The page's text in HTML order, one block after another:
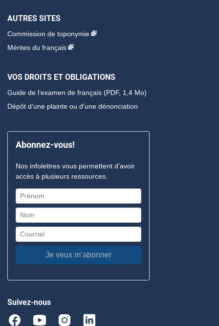
AUTRES SITES
Commission de toponymie
Mérites du français
VOS DROITS ET OBLIGATIONS
Guide de l’examen de français (PDF, 1,4 Mo)
Dépôt d’une plainte ou d’une dénonciation
Abonnez-vous!
Nos infolettres vous permettent d’avoir
accès à plusieurs ressources.
Je veux m’abonner
Suivez-nous